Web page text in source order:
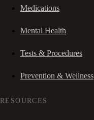
Medications
Mental Health
Tests & Procedures
Prevention & Wellness
RESOURCES